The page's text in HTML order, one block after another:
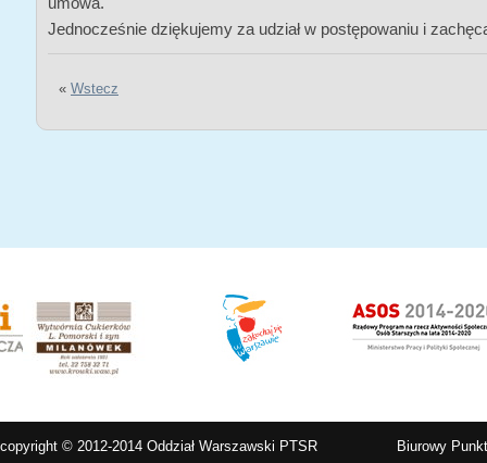
Jednocześnie dziękujemy za udział w postępowaniu i
« Wstecz
copyright © 2012-2014 Oddział Warszawski PTSR Biurowy